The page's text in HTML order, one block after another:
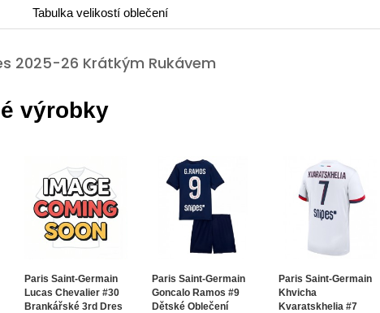
Tabulka velikostí oblečení
2025-26 Krátkým Rukávem
výrobky
Paris Saint-Germain
Lucas Chevalier #30
Brankářské 3rd Dres
Paris Saint-Germain
Goncalo Ramos #9
Dětské Oblečení
Paris Saint-Germain
Khvicha
Kvaratskhelia #7